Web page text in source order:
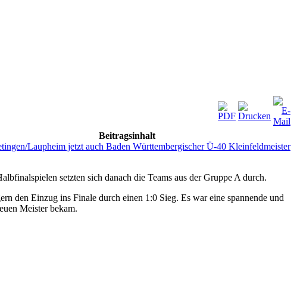
Beitragsinhalt
Laupheim jetzt auch Baden Württembergischer Ü-40 Kleinfeldmeister
setzten sich danach die Teams aus der Gruppe A durch.
den Einzug ins Finale durch einen 1:0 Sieg. Es war eine spannende und
Meister bekam.